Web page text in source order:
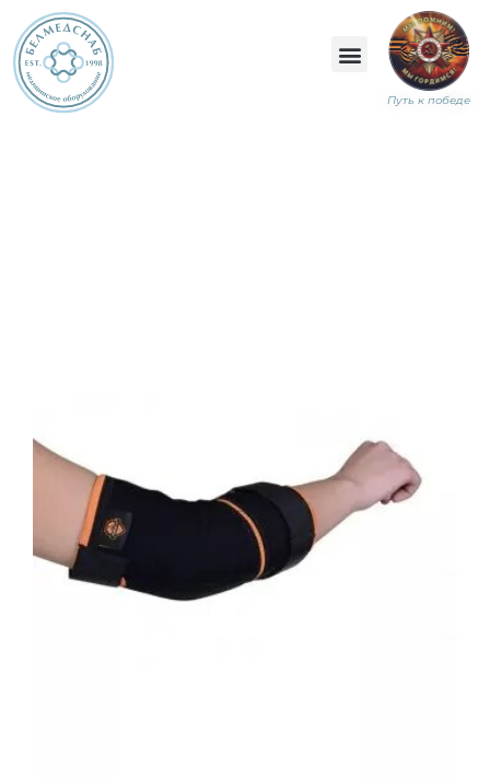
Путь к победе